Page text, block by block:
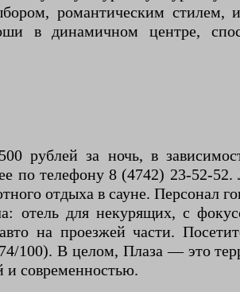
романтическим стилем,
в динамичном центре,
рублей за ночь, в
по телефону 8 (4742) 23-52-
отдыха в сауне. Персонал
отель для некурящих, с
на проезжей части.
100). В целом, Плаза — это
и современностью.